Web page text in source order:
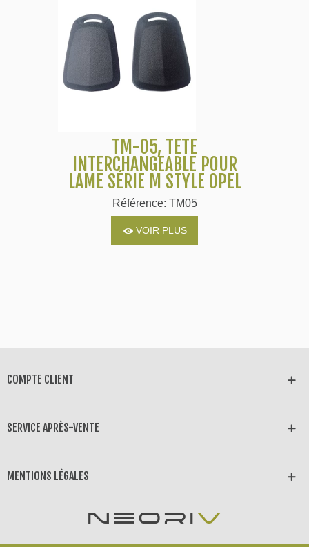
TM-05, TÊTE
INTERCHANGEABLE POUR
LAME SÉRIE M STYLE OPEL
Référence: TM05
VOIR PLUS
COMPTE CLIENT
SERVICE APRÈS-VENTE
MENTIONS LÉGALES